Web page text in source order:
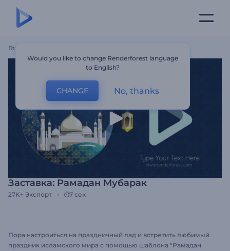
Главная
Заставка: Рамадан Мубарак
27K+ Экспорт 7 сек
Пора настроиться на праздничный лад и встретить любимый
праздник исламского мира с помощью шаблона "Рамадан
Would you like to change Renderforest language
to English?
CHANGE No, thanks